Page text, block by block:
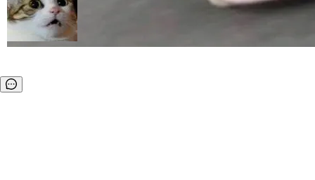
件之中，形成高度复杂的知识关联网络。传统的
代码检索手段（如关键词匹配、目录遍历）仅能
在语法层面完成文本定位，难以触及代码的语义
理解大规模代码仓时面临显著"代码仓理解"瓶
颈。 代码仓深度理解服务（以下简称" CodeBas
数据。 王某2024年1月入职东城区某科技公司AI
短剧部门，有互联网大厂背景。在公司内部架构
调整期间，部门三次通知全员将数据从A集群迁
数据。2024年9月3日下午4点，他使用此前登录
的账号密码进入A集群，输入了一条被程序员圈